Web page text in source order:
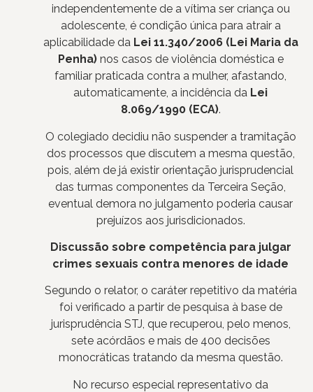
independentemente de a vítima ser criança ou
adolescente, é condição única para atrair a
aplicabilidade da Lei 11.340/2006 (Lei Maria da
Penha)nos casos de violência doméstica e
familiar praticada contra a mulher, afastando,
automaticamente, a incidência da Lei
8.069/1990 (ECA).
O colegiado decidiu não suspender a tramitação
dos processos que discutem a mesma questão,
pois, além de já existir orientação jurisprudencial
das turmas componentes da Terceira Seção,
eventual demora no julgamento poderia causar
prejuízos aos jurisdicionados.
Discussão sobre competência para julgar
crimes sexuais contra menores de idade
Segundo o relator, o caráter repetitivo da matéria
foi verificado a partir de pesquisa à base de
jurisprudência STJ, que recuperou, pelo menos,
sete acórdãos e mais de 400 decisões
monocráticas tratando da mesma questão.
No recurso especial representativo da